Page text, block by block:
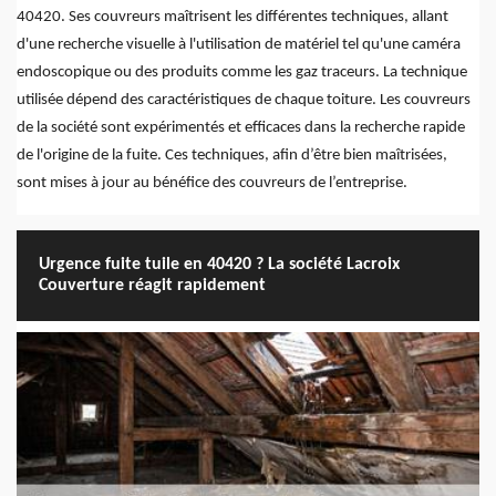
40420. Ses couvreurs maîtrisent les différentes techniques, allant
d'une recherche visuelle à l'utilisation de matériel tel qu'une caméra
endoscopique ou des produits comme les gaz traceurs. La technique
utilisée dépend des caractéristiques de chaque toiture. Les couvreurs
de la société sont expérimentés et efficaces dans la recherche rapide
de l'origine de la fuite. Ces techniques, afin d’être bien maîtrisées,
sont mises à jour au bénéfice des couvreurs de l’entreprise.
Urgence fuite tuile en 40420 ? La société Lacroix
Couverture réagit rapidement